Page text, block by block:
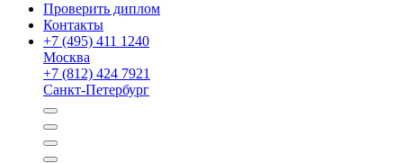
Проверить диплом
Контакты
+7 (495) 411 1240
Москва
+7 (812) 424 7921
Санкт-Петербург